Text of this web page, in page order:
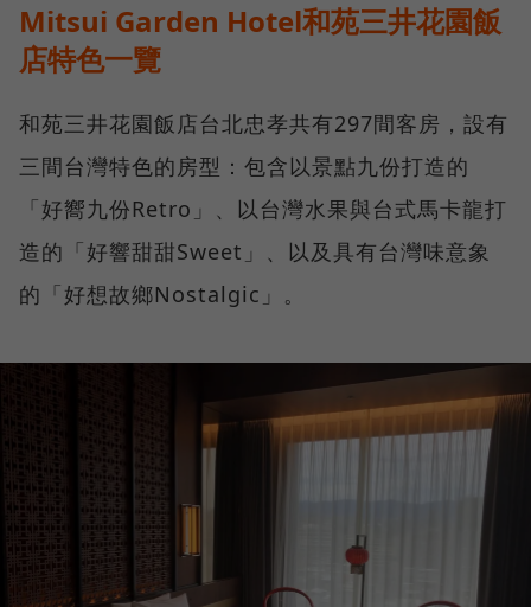
Mitsui Garden Hotel和苑三井花園飯
店特色一覽
和苑三井花園飯店台北忠孝共有297間客房，設有
三間台灣特色的房型：包含以景點九份打造的
「好嚮九份Retro」、以台灣水果與台式馬卡龍打
造的「好響甜甜Sweet」、以及具有台灣味意象
的「好想故鄉Nostalgic」。